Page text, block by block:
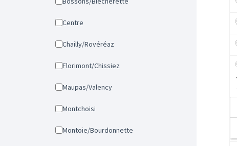
Centre
Chailly/Rovéréaz
Florimont/Chissiez
Maupas/Valency
Montchoisi
Montoie/Bourdonnette